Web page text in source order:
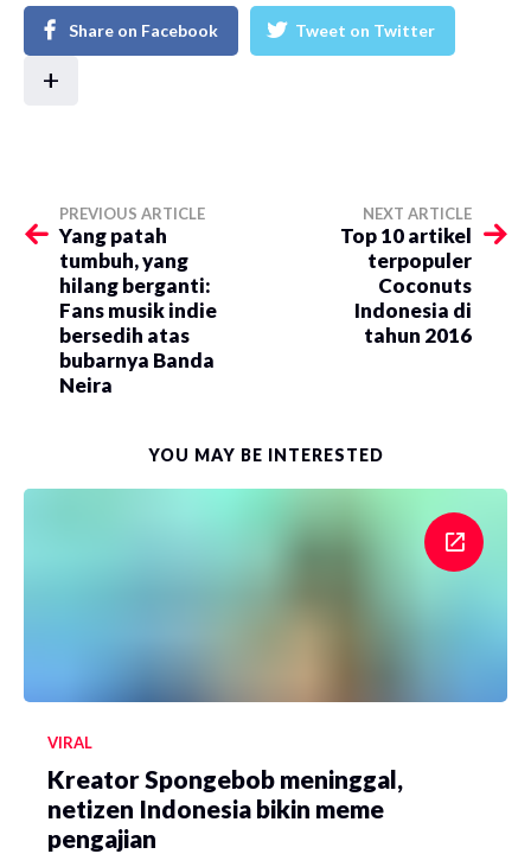
Share on Facebook Tweet on Twitter
+
PREVIOUS ARTICLE
Yang patah
tumbuh, yang
hilang berganti:
Fans musik indie
bersedih atas
bubarnya Banda
Neira
NEXT ARTICLE
Top 10 artikel
terpopuler
Coconuts
Indonesia di
tahun 2016
YOU MAY BE INTERESTED
VIRAL
Kreator Spongebob meninggal,
netizen Indonesia bikin meme
pengajian